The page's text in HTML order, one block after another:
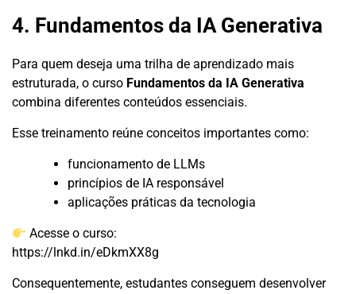
4. Fundamentos da IA Generativa
Para quem deseja uma trilha de aprendizado mais
estruturada, o curso Fundamentos da IA Generativa
combina diferentes conteúdos essenciais.
Esse treinamento reúne conceitos importantes como:
funcionamento de LLMs
princípios de IA responsável
aplicações práticas da tecnologia
Acesse o curso:
https://lnkd.in/eDkmXX8g
Consequentemente, estudantes conseguem desenvolver